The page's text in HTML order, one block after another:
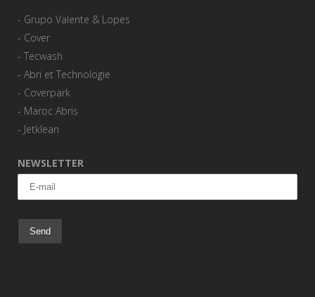
- Grupo Valente & Lopes
- Cover
- Tecwash
- Abri et Technologie
- Coverpark
- Maroc Abris
- Jetklean
NEWSLETTER